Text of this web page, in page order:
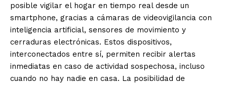
posible vigilar el hogar en tiempo real desde un
smartphone, gracias a cámaras de videovigilancia con
inteligencia artificial, sensores de movimiento y
cerraduras electrónicas. Estos dispositivos,
interconectados entre sí, permiten recibir alertas
inmediatas en caso de actividad sospechosa, incluso
cuando no hay nadie en casa. La posibilidad de